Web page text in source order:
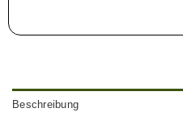
Beschreibung